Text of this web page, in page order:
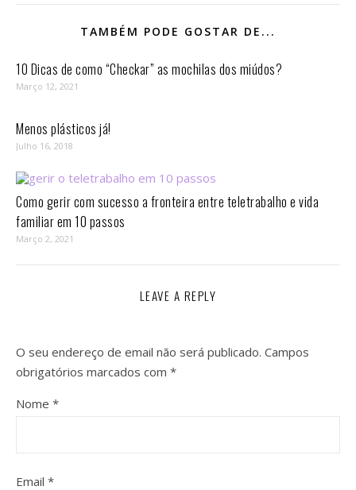
TAMBÉM PODE GOSTAR DE...
10 Dicas de como “Checkar” as mochilas dos miúdos?
Março 12, 2021
Menos plásticos já!
Julho 16, 2018
Como gerir com sucesso a fronteira entre teletrabalho e vida
familiar em 10 passos⁣
Março 2, 2021
LEAVE A REPLY
O seu endereço de email não será publicado. Campos
obrigatórios marcados com *
Nome *
Email *